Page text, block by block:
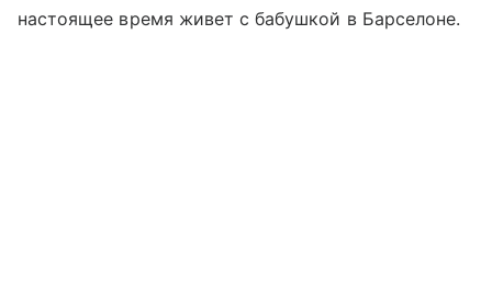
настоящее время живет с бабушкой в Барселоне.